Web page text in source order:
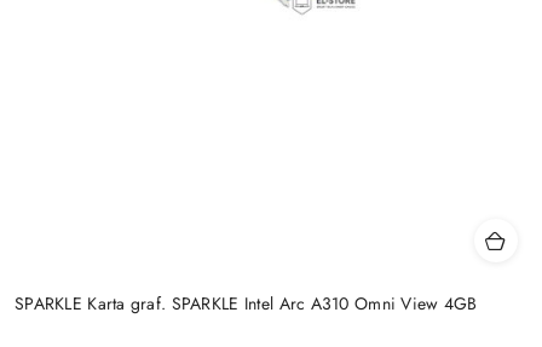
SPARKLE Karta graf. SPARKLE Intel Arc A310 Omni View 4GB